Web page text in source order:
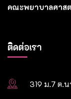
คณะพยาบาลศาส
ติดต่อเรา
319 ม.7 ต.